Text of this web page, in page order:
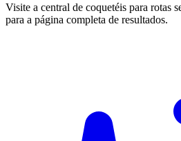
Visite a central de coquetéis para rotas
para a página completa de resultados.